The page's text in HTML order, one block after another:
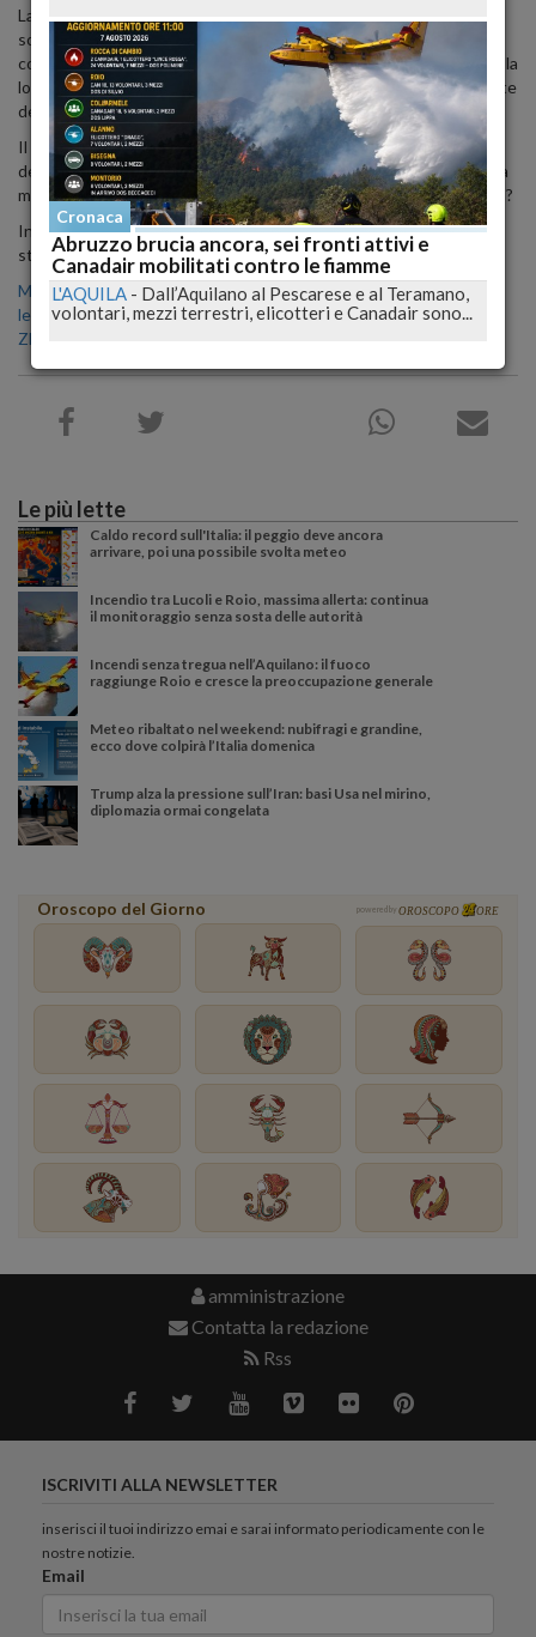
La notizia vera è che Apple ha acquisito AuthenTec Inc. una
società specializzata in riconoscimento delle impronte digitali, ora
cosa ci voglia fare la società di Cupertino non lo sappiamo, ma con la
loro liquidità potrebbero anche non svilupparci nulla se non le porte
del nuovo campus a forma di astronave (questa si che è vera).
Il rumor è che ora tutti si aspettano un sistema di riconoscimento
delle impronte sul nuvo iPhone 5, ma il nuovo smartfone della mela
morsicata non era già in produzione nelle fabbriche della Pegatron?
Insomma, come al solito pur di scrivere, alcuni, se ne inventano di
stravaganti!
Ma se non volete aspettare per avere un iPhone correte a vedere
le offerte per gli iPhone nuovi e degli operatori a costo iniziale
ZERO!
Le più lette
Caldo record sull'Italia: il peggio deve ancora
arrivare, poi una possibile svolta meteo
Incendio tra Lucoli e Roio, massima allerta: continua
il monitoraggio senza sosta delle autorità
Incendi senza tregua nell’Aquilano: il fuoco
raggiunge Roio e cresce la preoccupazione generale
Meteo ribaltato nel weekend: nubifragi e grandine,
ecco dove colpirà l’Italia domenica
Trump alza la pressione sull’Iran: basi Usa nel mirino,
diplomazia ormai congelata
Oroscopo del Giorno powered by OROSCOPO ORE
amministrazione
Contatta la redazione
Rss
ISCRIVITI ALLA NEWSLETTER
inserisci il tuoi indirizzo emai e sarai informato periodicamente con le
nostre notizie.
Email
Cronaca
Abruzzo brucia ancora, sei fronti attivi e
Canadair mobilitati contro le fiamme
L'AQUILA - Dall’Aquilano al Pescarese e al Teramano,
volontari, mezzi terrestri, elicotteri e Canadair sono...